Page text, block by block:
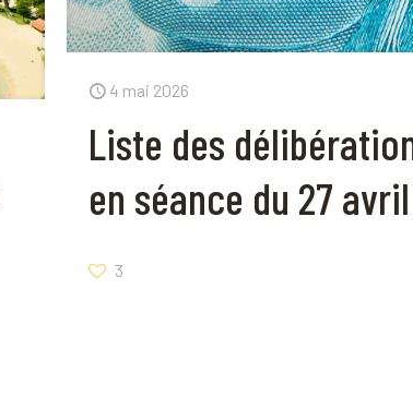
4 mai 2026
Liste des
en séance du 27
3